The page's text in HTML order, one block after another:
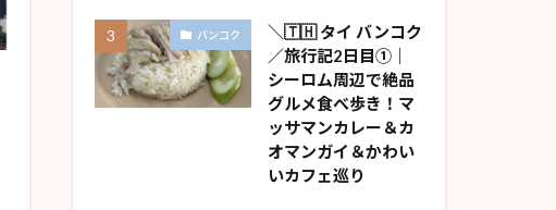
バンコク
＼🇹🇭 タイ バンコク
／旅行記2日目①｜
シーロム周辺で絶品
グルメ食べ歩き！マ
ッサマンカレー＆カ
オマンガイ＆かわい
いカフェ巡り